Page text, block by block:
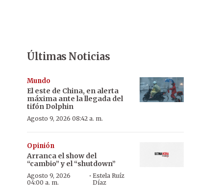
Últimas Noticias
Mundo
El este de China, en alerta
máxima ante la llegada del
tifón Dolphin
Agosto 9, 2026 08:42 a. m.
Opinión
Arranca el show del
“cambio” y el “shutdown”
Agosto 9, 2026
04:00 a. m.
·Estela Ruíz
Díaz